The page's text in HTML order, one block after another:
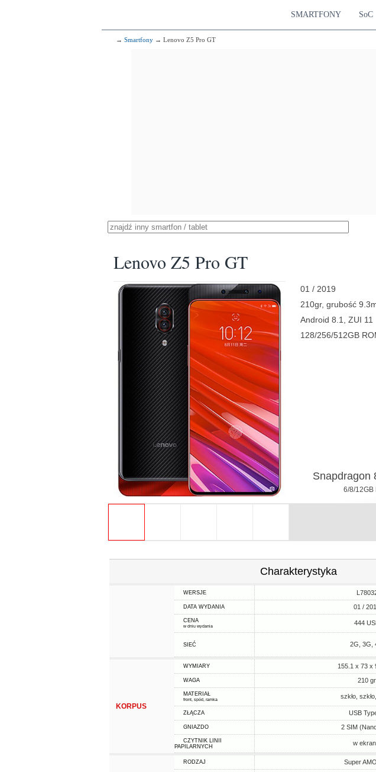
SMARTFONY SoC
→ Smartfony → Lenovo Z5 Pro GT
Lenovo Z5 Pro GT
01 / 2019
210gr, grubość
Android 8.1, ZUI 11
128/256/512GB
Snapdragon
6/8/12GB
Charakterystyka
WERSJE
DATA WYDANIA 01 /
CENA
w dniu wydania 444
SIEĆ 2G, 3G,
KORPUS
WYMIARY 155.1 x 73 x
WAGA 210 gr
MATERIAŁ
front, spód, ramka szkło,
ZŁĄCZA USB
GNIAZDO 2 SIM
CZYTNIK LINII
PAPILARNYCH
w
RODZAJ Super